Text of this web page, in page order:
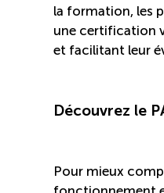
Chantier sur la
Bassins de main-
Devenir membre
la formation, les
une certification
et facilitant leur
Découvrez le
Pour mieux